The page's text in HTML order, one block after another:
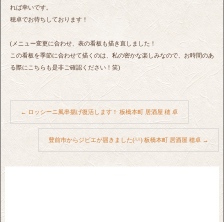
れば幸いです。
穂卓でお待ちしております！
(メニュー変更に合わせ、表の看板も描き直しました！
この看板を季節に合わせて描くのは、私の密かな楽しみなので、お時間のあ
る際にこちらも是非ご確認ください！笑)
← ロッシーニ風串揚げ復活します！ 板橋本町 居酒屋 穂 卓
豊前市からジビエが届きました(^^) 板橋本町 居酒屋 穂卓 →